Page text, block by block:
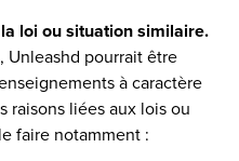
loi ou situation similaire.
Unleashd pourrait être
à caractère
raisons liées aux lois ou
faire notamment :